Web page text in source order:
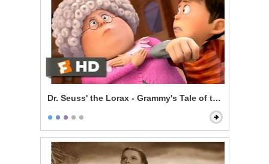
Dr. Seuss' the Lorax - Grammy's Tale of the Once-ler